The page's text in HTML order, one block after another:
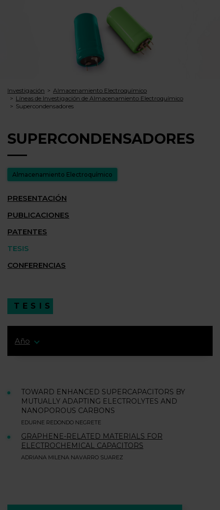
Investigación
Almacenamiento Electroquímico
Líneas de Investigación de Almacenamiento Electroquímico
Superconden­sadores
SUPERCONDEN­SADORES
Almacenamiento Electroquímico
PRESENTACIÓN
PUBLICACIONES
PATENTES
TESIS
CONFERENCIAS
TESIS
Año
TOWARD ENHANCED SUPERCAPACITORS BY
MUTUALLY ADAPTING ELECTROLYTES AND
NANOPOROUS CARBONS
EDURNE REDONDO NEGRETE
GRAPHENE-RELATED MATERIALS FOR
ELECTROCHEMICAL CAPACITORS
ADRIANA MILENA NAVARRO SUAREZ